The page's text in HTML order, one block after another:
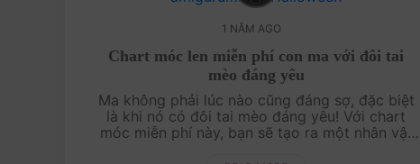
1 NĂM AGO
Chart móc len miễn phí con ma với đôi tai
mèo đáng yêu
Ma không phải lúc nào cũng đáng sợ, đặc biệt
là khi nó có đôi tai mèo đáng yêu! Với chart
móc miễn phí này, bạn sẽ tạo ra một nhân vật